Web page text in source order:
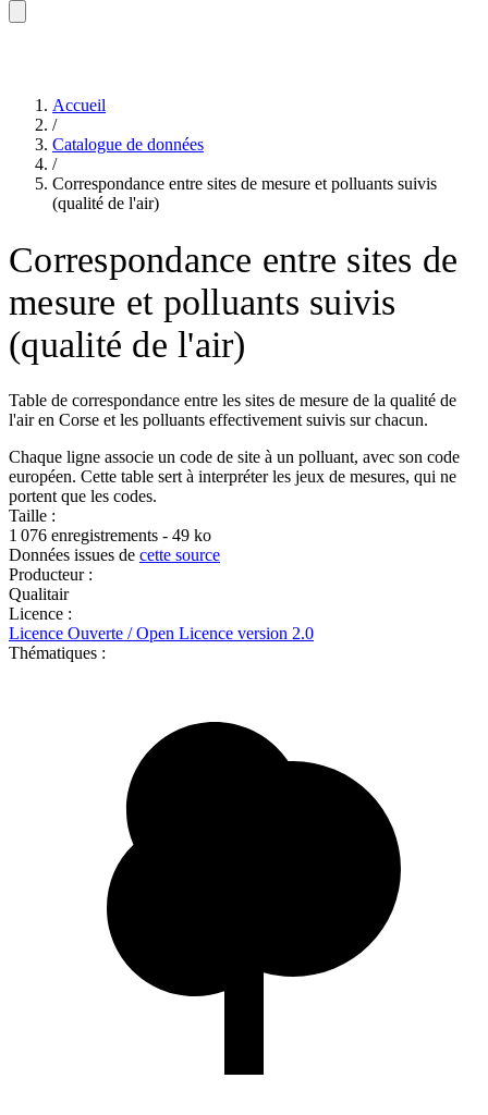
Accueil
/
Catalogue de données
/
Correspondance entre sites de mesure et polluants suivis
(qualité de l'air)
Correspondance entre sites de
mesure et polluants suivis
(qualité de l'air)
Table de correspondance entre les sites de mesure de la qualité de
l'air en Corse et les polluants effectivement suivis sur chacun.
Chaque ligne associe un code de site à un polluant, avec son code
européen. Cette table sert à interpréter les jeux de mesures, qui ne
portent que les codes.
Taille :
1 076 enregistrements - 49 ko
Données issues de cette source
Producteur :
Qualitair
Licence :
Licence Ouverte / Open Licence version 2.0
Thématiques :